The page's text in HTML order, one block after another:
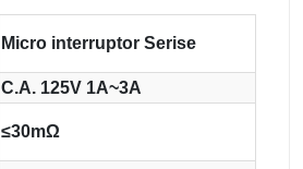
Micro interruptor Serise
C.A. 125V 1A~3A
≤30mΩ